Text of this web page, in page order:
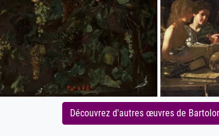
Découvrez d'autres œuvres de